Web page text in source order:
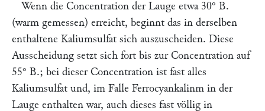
Wenn die Concentration der Lauge etwa 30° B.
(warm gemessen) erreicht, beginnt das in derselben
enthaltene Kaliumsulfat sich auszuscheiden. Diese
Ausscheidung setzt sich fort bis zur Concentration auf
55° B.; bei dieser Concentration ist fast alles
Kaliumsulfat und, im Falle Ferrocyankalinm in der
Lauge enthalten war, auch dieses fast völlig in